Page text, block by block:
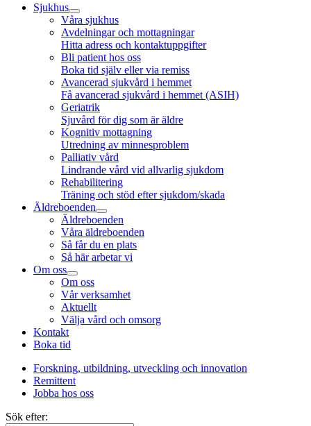
Sjukhus
Våra sjukhus
Avdelningar och mottagningar
Hitta adress och kontaktuppgifter
Bli patient hos oss
Boka tid själv eller via remiss
Avancerad sjukvård i hemmet
Få avancerad sjukvård i hemmet (ASIH)
Geriatrik
Sjuvård för dig som är äldre
Kognitiv mottagning
Utredning av minnesproblem
Palliativ vård
Lindrande vård vid allvarlig sjukdom
Rehabilitering
Träning och stöd efter sjukdom/skada
Äldreboenden
Äldreboenden
Våra äldreboenden
Så får du en plats
Så här arbetar vi
Om oss
Om oss
Vår verksamhet
Aktuellt
Välja vård och omsorg
Kontakt
Boka tid
Forskning, utbildning, utveckling och innovation
Remittent
Jobba hos oss
Sök efter: